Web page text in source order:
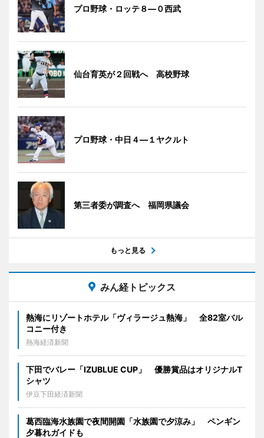
プロ野球・ロッテ８―０西武
仙台育英が２回戦へ 高校野球
プロ野球・中日４―１ヤクルト
第三者委が調査へ 福岡県議会
もっと見る
みん経トピックス
熱海にリゾートホテル「ヴィラージュ熱海」 全82室バル
コニー付き
熱海経済新聞
下田でバレー「IZUBLUE CUP」 優勝賞品はオリジナルT
シャツ
伊豆下田経済新聞
葛西臨海水族園で夜間開園「水族園で夕涼み」 ペンギン
夕暮れガイドも